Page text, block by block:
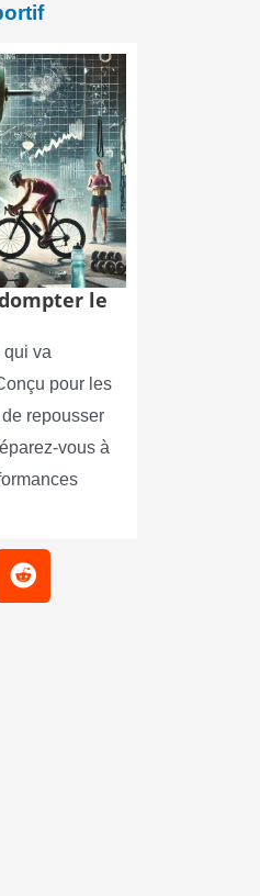
le
qui va
pour les
repousser
vous à